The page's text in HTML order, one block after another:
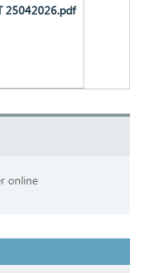
25042026.pdf
online